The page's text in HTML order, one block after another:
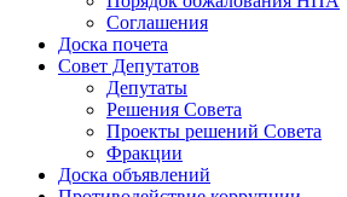
Соглашения
Доска почета
Совет Депутатов
Депутаты
Решения Совета
Проекты решений Совета
Фракции
Доска объявлений